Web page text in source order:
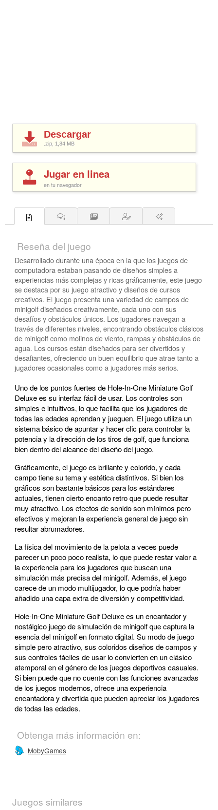
Descargar
.zip, 1,84 MB
Jugar en linea
en tu navegador
Reseña del juego
Desarrollado durante una época en la que los juegos de
computadora estaban pasando de diseños simples a
experiencias más complejas y ricas gráficamente, este juego
se destaca por su juego atractivo y diseños de cursos
creativos. El juego presenta una variedad de campos de
minigolf diseñados creativamente, cada uno con sus
desafíos y obstáculos únicos. Los jugadores navegan a
través de diferentes niveles, encontrando obstáculos clásicos
de minigolf como molinos de viento, rampas y obstáculos de
agua. Los cursos están diseñados para ser divertidos y
desafiantes, ofreciendo un buen equilibrio que atrae tanto a
jugadores ocasionales como a jugadores más serios.
Uno de los puntos fuertes de Hole-In-One Miniature Golf
Deluxe es su interfaz fácil de usar. Los controles son
simples e intuitivos, lo que facilita que los jugadores de
todas las edades aprendan y jueguen. El juego utiliza un
sistema básico de apuntar y hacer clic para controlar la
potencia y la dirección de los tiros de golf, que funciona
bien dentro del alcance del diseño del juego.
Gráficamente, el juego es brillante y colorido, y cada
campo tiene su tema y estética distintivos. Si bien los
gráficos son bastante básicos para los estándares
actuales, tienen cierto encanto retro que puede resultar
muy atractivo. Los efectos de sonido son mínimos pero
efectivos y mejoran la experiencia general de juego sin
resultar abrumadores.
La física del movimiento de la pelota a veces puede
parecer un poco poco realista, lo que puede restar valor a
la experiencia para los jugadores que buscan una
simulación más precisa del minigolf. Además, el juego
carece de un modo multijugador, lo que podría haber
añadido una capa extra de diversión y competitividad.
Hole-In-One Miniature Golf Deluxe es un encantador y
nostálgico juego de simulación de minigolf que captura la
esencia del minigolf en formato digital. Su modo de juego
simple pero atractivo, sus coloridos diseños de campos y
sus controles fáciles de usar lo convierten en un clásico
atemporal en el género de los juegos deportivos casuales.
Si bien puede que no cuente con las funciones avanzadas
de los juegos modernos, ofrece una experiencia
encantadora y divertida que pueden apreciar los jugadores
de todas las edades.
Obtenga más información en:
MobyGames
Juegos similares